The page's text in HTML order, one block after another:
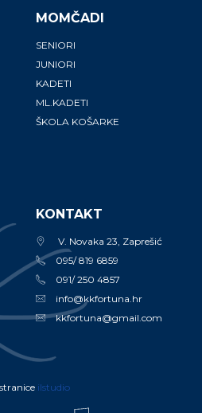
MOMČADI
SENIORI
JUNIORI
KADETI
ML.KADETI
ŠKOLA KOŠARKE
KONTAKT
V. Novaka 23, Zaprešić
095/ 819 6859
091/ 250 4857
info@kkfortuna.hr
kkfortuna@gmail.com
ilstudio